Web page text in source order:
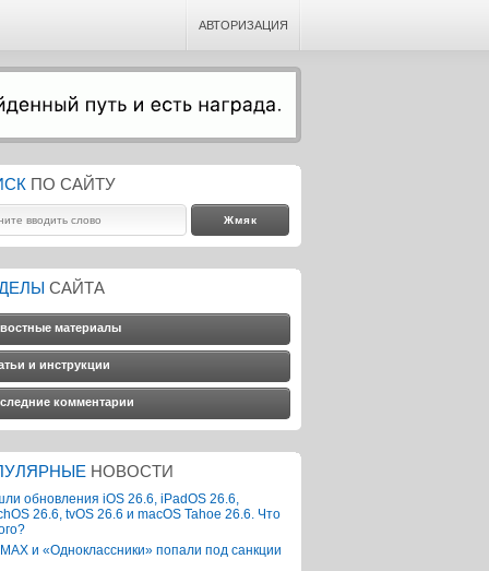
АВТОРИЗАЦИЯ
ПО САЙТУ
САЙТА
материалы
и инструкции
комментарии
НОВОСТИ
обновления iOS 26.6, iPadOS 26.6,
26.6, tvOS 26.6 и macOS Tahoe 26.6. Что
и «Одноклассники» попали под санкции